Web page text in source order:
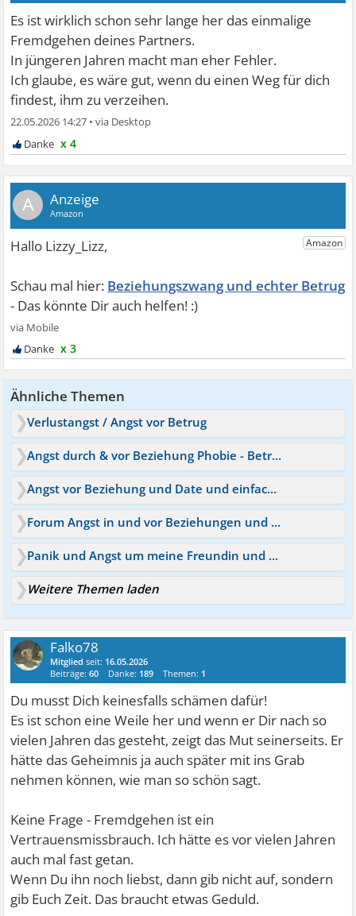
Es ist wirklich schon sehr lange her das einmalige
Fremdgehen deines Partners.
In jüngeren Jahren macht man eher Fehler.
Ich glaube, es wäre gut, wenn du einen Weg für dich
findest, ihm zu verzeihen.
22.05.2026 14:27 •
x 4
A
Beziehungszwang und echter Betrug
x 3
Ähnliche Themen
Verlustangst / Angst vor Betrug
Angst durch & vor Beziehung Phobie - Betrug brauche Zeit
Angst vor Beziehung und Date und einfach allem!
Forum Angst in und vor Beziehungen und Partnerschaften
Panik und Angst um meine Freundin und meine Beziehung
Weitere Themen laden
Falko78
Mitglied seit: 16.05.2026
Beiträge:60 Danke: 189 Themen: 1
Du musst Dich keinesfalls schämen dafür!
Es ist schon eine Weile her und wenn er Dir nach so
vielen Jahren das gesteht, zeigt das Mut seinerseits. Er
hätte das Geheimnis ja auch später mit ins Grab
nehmen können, wie man so schön sagt.
Keine Frage - Fremdgehen ist ein
Vertrauensmissbrauch. Ich hätte es vor vielen Jahren
auch mal fast getan.
Wenn Du ihn noch liebst, dann gib nicht auf, sondern
gib Euch Zeit. Das braucht etwas Geduld.